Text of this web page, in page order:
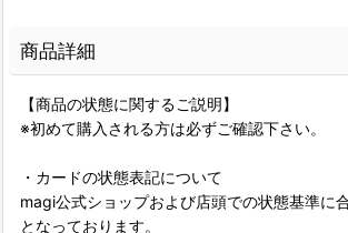
商品詳細
【商品の状態に関するご説明】
※初めて購入される方は必ずご確認下さい。
・カードの状態表記について
magi公式ショップおよび店頭での状態基準に
となっております。